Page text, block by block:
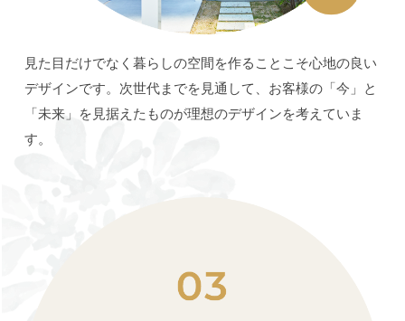
見た目だけでなく暮らしの空間を作ることこそ心地の良い
デザインです。次世代までを見通して、お客様の「今」と
「未来」を見据えたものが理想のデザインを考えていま
す。